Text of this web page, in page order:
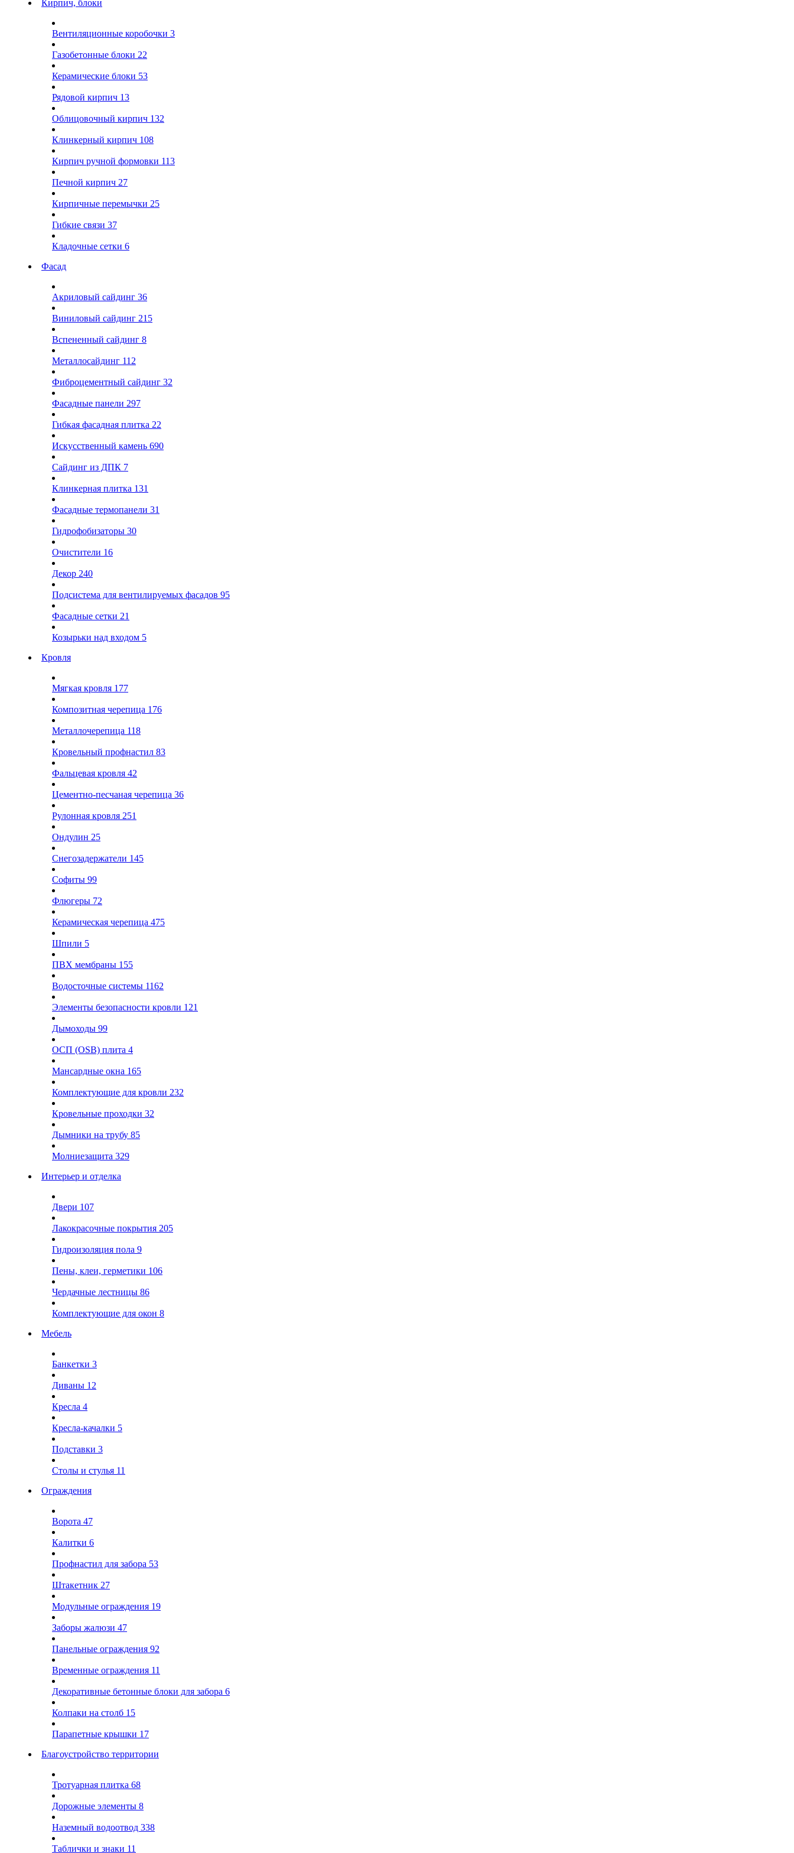
Кирпич, блоки
Вентиляционные коробочки 3
Газобетонные блоки 22
Керамические блоки 53
Рядовой кирпич 13
Облицовочный кирпич 132
Клинкерный кирпич 108
Кирпич ручной формовки 113
Печной кирпич 27
Кирпичные перемычки 25
Гибкие связи 37
Кладочные сетки 6
Фасад
Акриловый сайдинг 36
Виниловый сайдинг 215
Вспененный сайдинг 8
Металлосайдинг 112
Фиброцементный сайдинг 32
Фасадные панели 297
Гибкая фасадная плитка 22
Искусственный камень 690
Сайдинг из ДПК 7
Клинкерная плитка 131
Фасадные термопанели 31
Гидрофобизаторы 30
Очистители 16
Декор 240
Подсистема для вентилируемых фасадов 95
Фасадные сетки 21
Козырьки над входом 5
Кровля
Мягкая кровля 177
Композитная черепица 176
Металлочерепица 118
Кровельный профнастил 83
Фальцевая кровля 42
Цементно-песчаная черепица 36
Рулонная кровля 251
Ондулин 25
Снегозадержатели 145
Софиты 99
Флюгеры 72
Керамическая черепица 475
Шпили 5
ПВХ мембраны 155
Водосточные системы 1162
Элементы безопасности кровли 121
Дымоходы 99
ОСП (OSB) плита 4
Мансардные окна 165
Комплектующие для кровли 232
Кровельные проходки 32
Дымники на трубу 85
Молниезащита 329
Интерьер и отделка
Двери 107
Лакокрасочные покрытия 205
Гидроизоляция пола 9
Пены, клеи, герметики 106
Чердачные лестницы 86
Комплектующие для окон 8
Мебель
Банкетки 3
Диваны 12
Кресла 4
Кресла-качалки 5
Подставки 3
Столы и стулья 11
Ограждения
Ворота 47
Калитки 6
Профнастил для забора 53
Штакетник 27
Модульные ограждения 19
Заборы жалюзи 47
Панельные ограждения 92
Временные ограждения 11
Декоративные бетонные блоки для забора 6
Колпаки на столб 15
Парапетные крышки 17
Благоустройство территории
Тротуарная плитка 68
Дорожные элементы 8
Наземный водоотвод 338
Таблички и знаки 11